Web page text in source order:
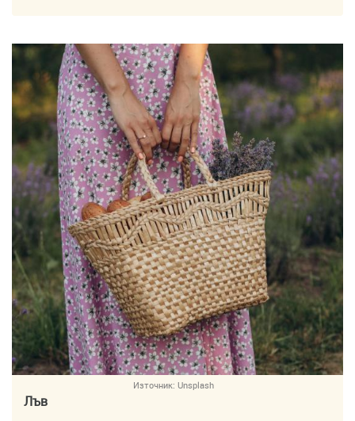
Източник: Unsplash
Лъв